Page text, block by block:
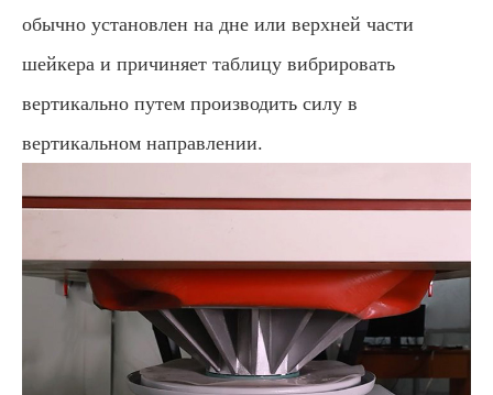
обычно установлен на дне или верхней части
шейкера и причиняет таблицу вибрировать
вертикально путем производить силу в
вертикальном направлении.